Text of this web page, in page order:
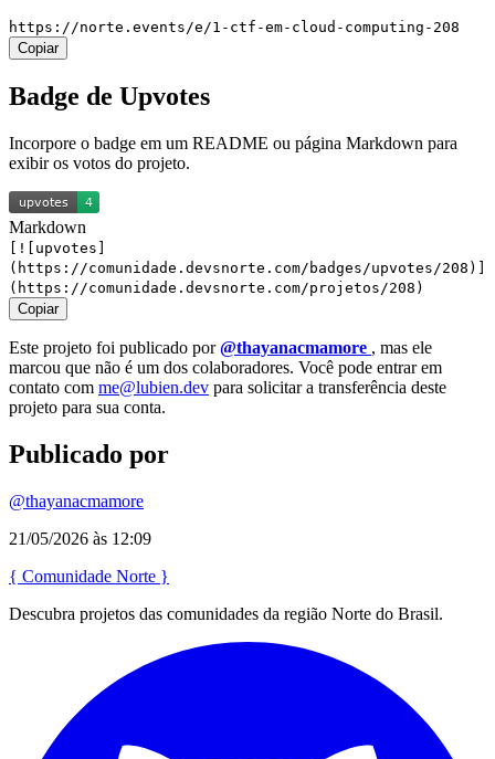
https://norte.events/e/1-ctf-em-cloud-computing-208
Copiar
Badge de Upvotes
Incorpore o badge em um README ou página Markdown para
exibir os votos do projeto.
Markdown
[![upvotes]
(https://comunidade.devsnorte.com/badges/upvotes/208)]
(https://comunidade.devsnorte.com/projetos/208)
Copiar
Este projeto foi publicado por@thayanacmamore , mas ele
marcou que não é um dos colaboradores. Você pode entrar em
contato com me@lubien.dev para solicitar a transferência deste
projeto para sua conta.
Publicado por
@thayanacmamore
21/05/2026 às 12:09
{ Comunidade Norte }
Descubra projetos das comunidades da região Norte do Brasil.